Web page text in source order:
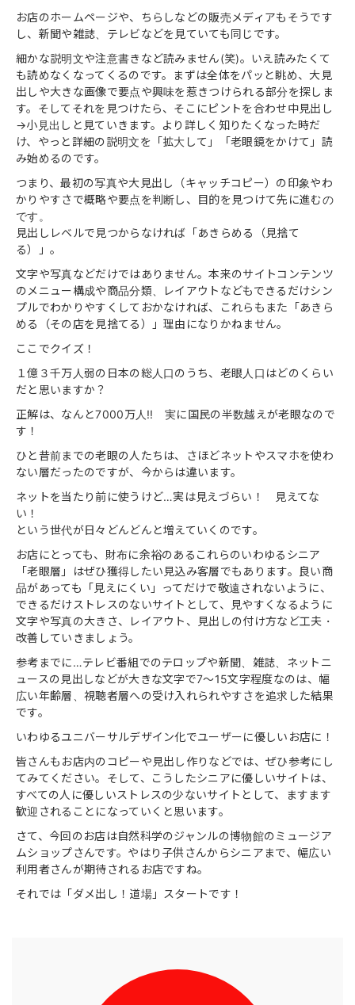
お店のホームページや、ちらしなどの販売メディアもそうです
し、新聞や雑誌、テレビなどを見ていても同じです。
細かな説明文や注意書きなど読みません(笑)。いえ読みたくて
も読めなくなってくるのです。まずは全体をパッと眺め、大見
出しや大きな画像で要点や興味を惹きつけられる部分を探しま
す。そしてそれを見つけたら、そこにピントを合わせ中見出し
→小見出しと見ていきます。より詳しく知りたくなった時だ
け、やっと詳細の説明文を「拡大して」「老眼鏡をかけて」読
み始めるのです。
つまり、最初の写真や大見出し（キャッチコピー）の印象やわ
かりやすさで概略や要点を判断し、目的を見つけて先に進むの
です。
見出しレベルで見つからなければ「あきらめる（見捨て
る）」。
文字や写真などだけではありません。本来のサイトコンテンツ
のメニュー構成や商品分類、レイアウトなどもできるだけシン
プルでわかりやすくしておかなければ、これらもまた「あきら
める（その店を見捨てる）」理由になりかねません。
ここでクイズ！
１億３千万人弱の日本の総人口のうち、老眼人口はどのくらい
だと思いますか？
正解は、なんと7000万人!! 実に国民の半数越えが老眼なので
す！
ひと昔前までの老眼の人たちは、さほどネットやスマホを使わ
ない層だったのですが、今からは違います。
ネットを当たり前に使うけど…実は見えづらい！ 見えてな
い！
という世代が日々どんどんと増えていくのです。
お店にとっても、財布に余裕のあるこれらのいわゆるシニア
「老眼層」はぜひ獲得したい見込み客層でもあります。良い商
品があっても「見えにくい」ってだけで敬遠されないように、
できるだけストレスのないサイトとして、見やすくなるように
文字や写真の大きさ、レイアウト、見出しの付け方など工夫・
改善していきましょう。
参考までに…テレビ番組でのテロップや新聞、雑誌、ネットニ
ュースの見出しなどが大きな文字で7〜15文字程度なのは、幅
広い年齢層、視聴者層への受け入れられやすさを追求した結果
です。
いわゆるユニバーサルデザイン化でユーザーに優しいお店に！
皆さんもお店内のコピーや見出し作りなどでは、ぜひ参考にし
てみてください。そして、こうしたシニアに優しいサイトは、
すべての人に優しいストレスの少ないサイトとして、ますます
歓迎されることになっていくと思います。
さて、今回のお店は自然科学のジャンルの博物館のミュージア
ムショップさんです。やはり子供さんからシニアまで、幅広い
利用者さんが期待されるお店ですね。
それでは「ダメ出し！道場」スタートです！